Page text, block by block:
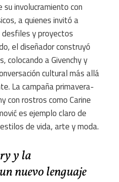
involucramiento con
a quienes invitó a
y proyectos
el diseñador construyó
colocando a Givenchy y
cultural más allá
La campaña primavera-
con rostros como Carine
es ejemplo claro de
de vida, arte y moda.
y la
nuevo lenguaje